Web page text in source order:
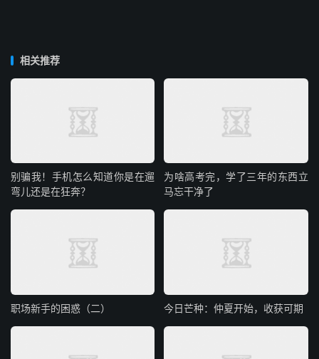
相关推荐
别骗我！手机怎么知道你是在遛
弯儿还是在狂奔？
为啥高考完，学了三年的东西立
马忘干净了
职场新手的困惑（二） 今日芒种：仲夏开始，收获可期